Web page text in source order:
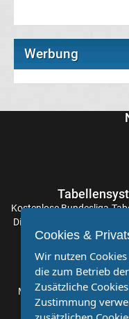
League
Conference
Premier
League
Werbung
KostenloseBundesliga-
Die Aktualisierung der
Sie stets auf dem
Möchten Sie, dass auch
sind Sie bei uns genau
Cookies &
Wir nutzen
die zum Betrieb
Zusätzliche
Zustimmung